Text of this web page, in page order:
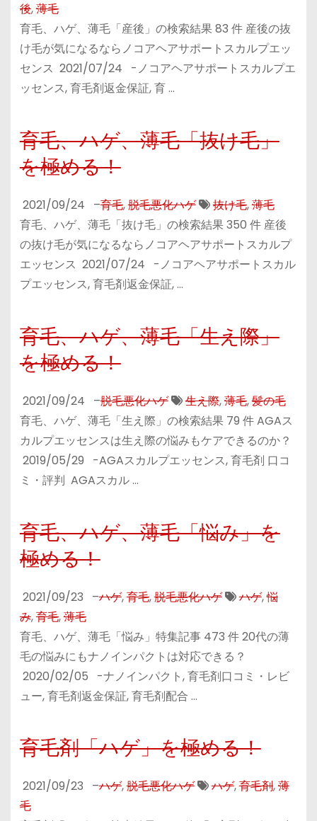
後,薄毛
育毛、ハゲ、薄毛「産後」の検索結果 83 件 産後の抜
け毛が気になるならノコアヘアサポートスカルプエッ
センス 2021/07/24 -ノコアヘアサポートスカルプエ
ッセンス, 育毛剤返金保証, 育 …
育毛、ハゲ、薄毛「抜け毛」
を極める！
2021/09/24 –育毛,脱毛悪化ハゲ 抜け毛,薄毛
育毛、ハゲ、薄毛「抜け毛」の検索結果 350 件 産後
の抜け毛が気になるならノコアヘアサポートスカルプ
エッセンス 2021/07/24 -ノコアヘアサポートスカル
プエッセンス, 育毛剤返金保証, …
育毛、ハゲ、薄毛「生え際」
を極める！
2021/09/24 –脱毛悪化ハゲ 生え際,薄毛,髪の毛
育毛、ハゲ、薄毛「生え際」の検索結果 79 件 AGAス
カルプエッセンスは生え際の悩みもケアできるのか？
2019/05/29 -AGAスカルプエッセンス, 育毛剤 口コ
ミ・評判 AGAスカル …
育毛、ハゲ、薄毛「悩み」を
極める！
2021/09/23 –ハゲ,育毛,脱毛悪化ハゲ ハゲ,悩
み,育毛,薄毛
育毛、ハゲ、薄毛「悩み」特集記事 473 件 20代の薄
毛の悩みにもナノインパクトは対応できる？
2020/02/05 -ナノインパクト, 育毛剤口コミ・レビ
ュー, 育毛剤返金保証, 育毛剤配合 …
育毛剤「ハゲ」を極める！
2021/09/23 –ハゲ,脱毛悪化ハゲ ハゲ,育毛剤,薄
毛